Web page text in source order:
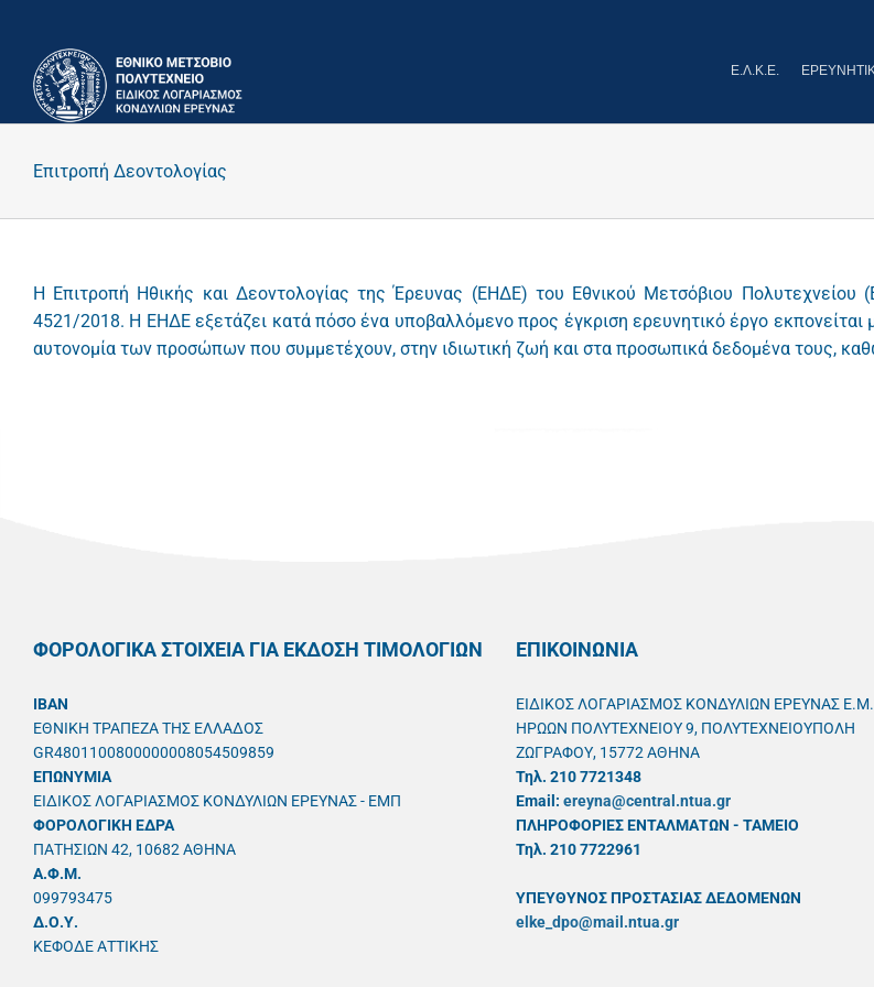
περιεχόμενο
Ε.Λ.Κ.Ε.
Επιτροπή Δεοντολογίας
Η Επιτροπή Ηθικής και Δεοντολογίας της Έρευνας (ΕΗΔΕ) του Εθνικού Μετσόβιου Πολυτεχνείου
4521/2018. Η ΕΗΔΕ εξετάζει κατά πόσο ένα υποβαλλόμενο προς έγκριση ερευνητικό έργο
αυτονομία των προσώπων που συμμετέχουν, στην ιδιωτική ζωή και στα προσωπικά δεδομένα τους,
ΦΟΡΟΛΟΓΙΚΑ ΣΤΟΙΧΕΙΑ ΓΙΑ ΕΚΔΟΣΗ ΤΙΜΟΛΟΓΙΩΝ
IBAN
ΕΘΝΙΚΗ ΤΡΑΠΕΖΑ ΤΗΣ ΕΛΛΑΔΟΣ
GR4801100800000008054509859
ΕΠΩΝΥΜΙΑ
ΕΙΔΙΚΟΣ ΛΟΓΑΡΙΑΣΜΟΣ ΚΟΝΔΥΛΙΩΝ ΕΡΕΥΝΑΣ - ΕΜΠ
ΦΟΡΟΛΟΓΙΚΗ ΕΔΡΑ
ΠΑΤΗΣΙΩΝ 42, 10682 ΑΘΗΝΑ
A.Φ.Μ.
099793475
Δ.Ο.Υ.
ΚΕΦΟΔΕ ΑΤΤΙΚΗΣ
ΕΠΙΚΟΙΝΩΝΙΑ
ΕΙΔΙΚΟΣ ΛΟΓΑΡΙΑΣΜΟΣ ΚΟΝΔΥΛΙΩΝ ΕΡΕΥΝΑΣ
ΗΡΩΩΝ ΠΟΛΥΤΕΧΝΕΙΟΥ 9, ΠΟΛΥΤΕΧΝΕΙΟΥΠΟΛΗ
ΖΩΓΡΑΦΟΥ, 15772 ΑΘΗΝΑ
Τηλ. 210 7721348
Email: ereyna@central.ntua.gr
ΠΛΗΡΟΦΟΡΙΕΣ ΕΝΤΑΛΜΑΤΩΝ - ΤΑΜΕΙΟ
Τηλ. 210 7722961
ΥΠΕΥΘYΝΟΣ ΠΡΟΣΤΑΣΙΑΣ ΔΕΔΟΜΕΝΩΝ
elke_dpo@mail.ntua.gr